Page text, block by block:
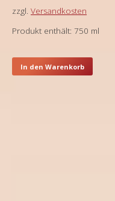
zzgl. Versandkosten
Produkt enthält: 750 ml
In den Warenkorb